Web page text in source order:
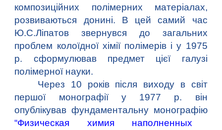
композиційних полімерних матеріалах,
розвиваються донині. В цей самий час
Ю.С.Ліпатов звернувся до загальних
проблем колоїдної хімії полімерів і у 1975
р. сформулював предмет цієї галузі
полімерної науки.
Через 10 років після виходу в світ
першої монографії у 1977 р. він
опублікував фундаментальну монографію
“Физическая химия наполненных